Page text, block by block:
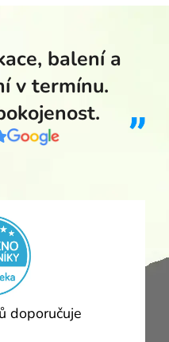
balení a
v termínu.
doporučuje